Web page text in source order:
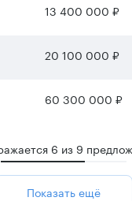
13 400 000 ₽
20 100 000 ₽
60 300 000 ₽
6 из 9
Показать ещё